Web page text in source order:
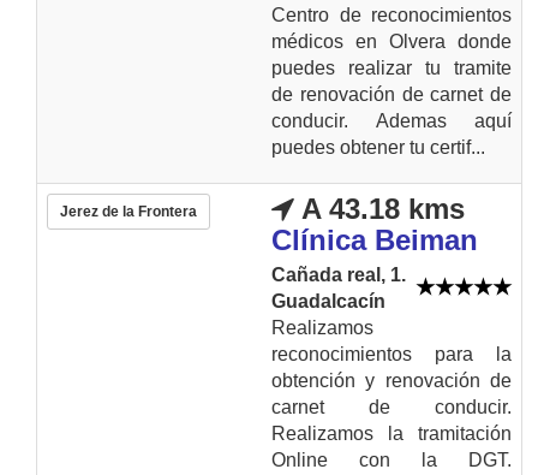
Centro de reconocimientos
médicos en Olvera donde
puedes realizar tu tramite
de renovación de carnet de
conducir. Ademas aquí
puedes obtener tu certif...
Jerez de la Frontera
A 43.18 kms
Clínica Beiman
Cañada real, 1.
Guadalcacín
Realizamos
reconocimientos para la
obtención y renovación de
carnet de conducir.
Realizamos la tramitación
Online con la DGT.